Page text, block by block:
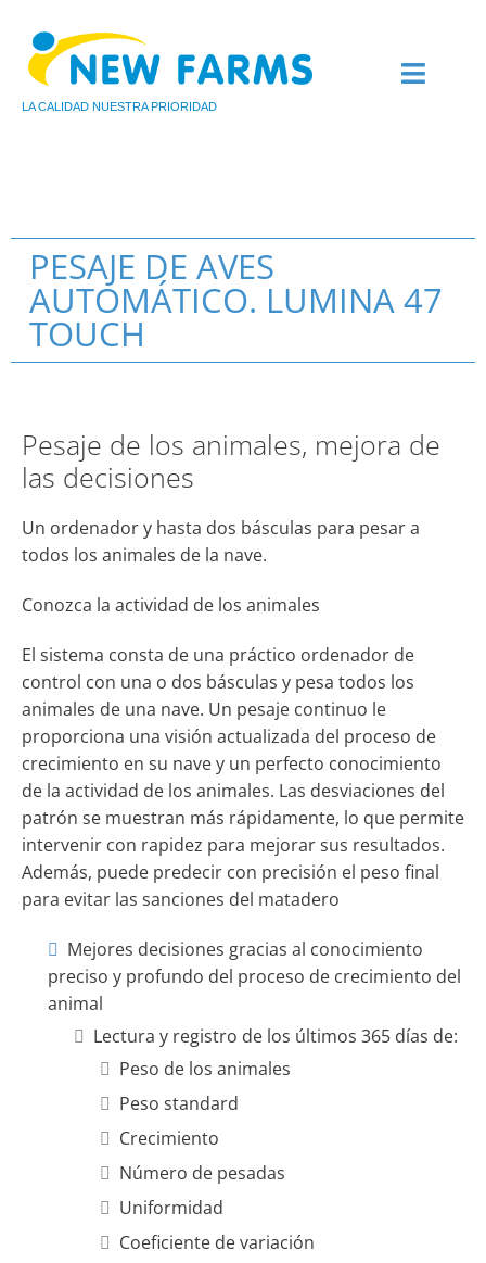
LA CALIDAD NUESTRA PRIORIDAD
PESAJE DE AVES
AUTOMÁTICO. LUMINA 47
TOUCH
Pesaje de los animales, mejora de
las decisiones
Un ordenador y hasta dos básculas para pesar a
todos los animales de la nave.
Conozca la actividad de los animales
El sistema consta de una práctico ordenador de
control con una o dos básculas y pesa todos los
animales de una nave. Un pesaje continuo le
proporciona una visión actualizada del proceso de
crecimiento en su nave y un perfecto conocimiento
de la actividad de los animales. Las desviaciones del
patrón se muestran más rápidamente, lo que permite
intervenir con rapidez para mejorar sus resultados.
Además, puede predecir con precisión el peso final
para evitar las sanciones del matadero
Mejores decisiones gracias al conocimiento
preciso y profundo del proceso de crecimiento del
animal
Lectura y registro de los últimos 365 días de:
Peso de los animales
Peso standard
Crecimiento
Número de pesadas
Uniformidad
Coeficiente de variación